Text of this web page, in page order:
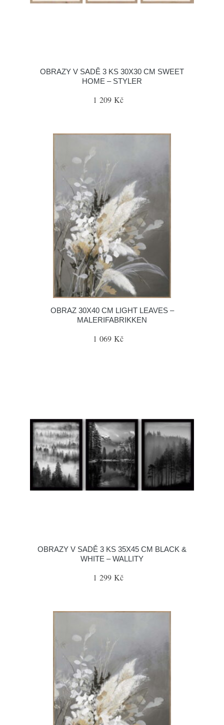
OBRAZY V SADĚ 3 KS 30X30 CM SWEET
HOME – STYLER
1 209 Kč
OBRAZ 30X40 CM LIGHT LEAVES –
MALERIFABRIKKEN
1 069 Kč
OBRAZY V SADĚ 3 KS 35X45 CM BLACK &
WHITE – WALLITY
1 299 Kč